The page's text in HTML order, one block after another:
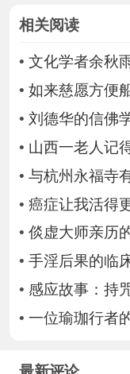
相关阅读
• 文化学者余秋
• 如来慈愿方便
• 刘德华的信佛
• 山西一老人记
• 与杭州永福寺
• 癌症让我活得
• 倓虚大师亲历
• 手淫后果的临
• 感应故事：持
• 一位瑜珈行者